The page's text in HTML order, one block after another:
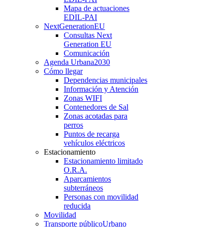
Mapa de actuaciones
EDIL-PAI
NextGenerationEU
Consultas Next
Generation EU
Comunicación
Agenda Urbana2030
Cómo llegar
Dependencias municipales
Información y Atención
Zonas WIFI
Contenedores de Sal
Zonas acotadas para
perros
Puntos de recarga
vehículos eléctricos
Estacionamiento
Estacionamiento limitado
O.R.A.
Aparcamientos
subterráneos
Personas con movilidad
reducida
Movilidad
Transporte públicoUrbano